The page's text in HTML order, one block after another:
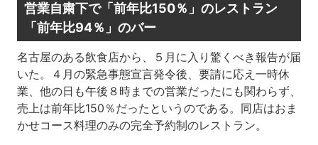
営業自粛下で「前年比150％」のレストラン
「前年比94％」のバー
名古屋のある飲食店から、５月に入り驚くべき報告が届
いた。４月の緊急事態宣言発令後、要請に応え一時休
業、他の日も午後８時までの営業だったにも関わらず、
売上は前年比150％だったというのである。同店はおま
かせコース料理のみの完全予約制のレストラン。